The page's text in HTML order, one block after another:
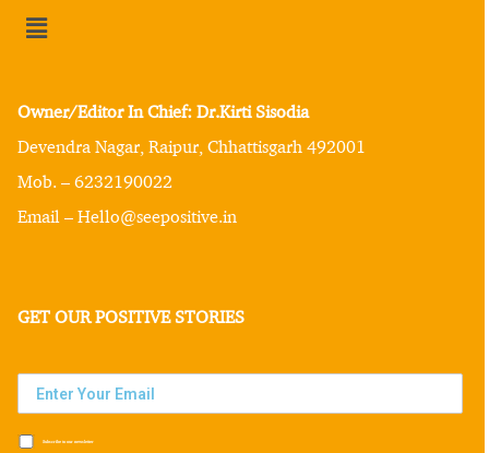
Owner/Editor In Chief: Dr.Kirti Sisodia
Devendra Nagar, Raipur, Chhattisgarh 492001
Mob. – 6232190022
Email – Hello@seepositive.in
GET OUR POSITIVE STORIES
Subscribe to our newsletter